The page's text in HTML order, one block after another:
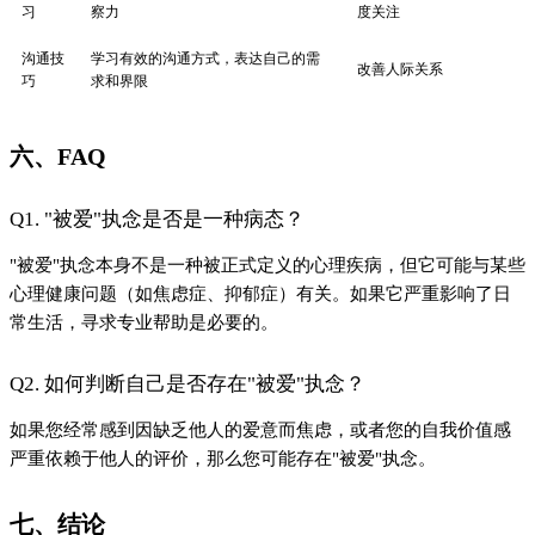
习 察力 度关注
沟通技
巧
学习有效的沟通方式，表达自己的需
求和界限
改善人际关系
六、FAQ
Q1. "被爱"执念是否是一种病态？
"被爱"执念本身不是一种被正式定义的心理疾病，但它可能与某些
心理健康问题（如焦虑症、抑郁症）有关。如果它严重影响了日
常生活，寻求专业帮助是必要的。
Q2. 如何判断自己是否存在"被爱"执念？
如果您经常感到因缺乏他人的爱意而焦虑，或者您的自我价值感
严重依赖于他人的评价，那么您可能存在"被爱"执念。
七、结论